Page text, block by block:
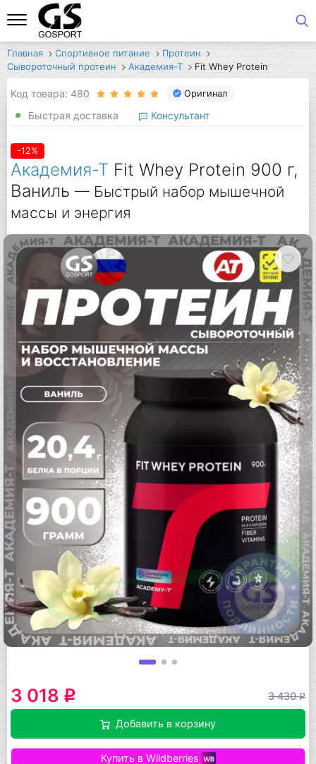
Главная Спортивное питание
Протеин
Сывороточный протеин
Академия-Т Fit Whey Protein
Код товара: 480 Оригинал
Быстрая доставка Консультант
-12%
Академия-Т Fit Whey Protein 900 г,
Ваниль — Быстрый набор мышечной
массы и энергия
3 018 q 3 430q
Добавить в корзину
Купить в Wildberries